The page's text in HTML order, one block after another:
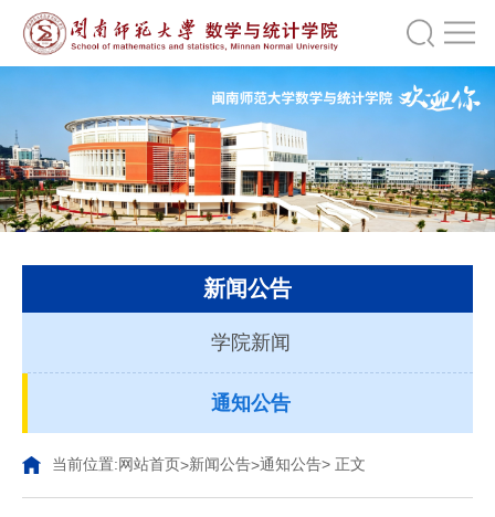
新闻公告
学院新闻
通知公告
当前位置:网站首页>新闻公告>通知公告> 正文